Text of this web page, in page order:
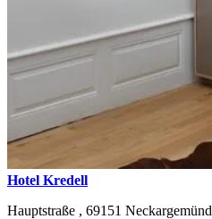
Hotel Kredell
Hauptstraße , 69151 Neckargemünd